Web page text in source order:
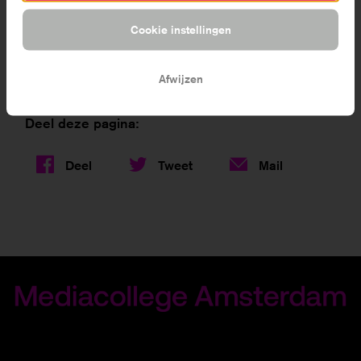
van jouw gegevens. Ma blijft verantwoordelijk voor
Deel deze pagina:
Deel Tweet Mail
Cookie instellingen
Afwijzen